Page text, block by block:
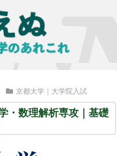
京都大学｜大学院入試
・数理解析専攻｜基礎